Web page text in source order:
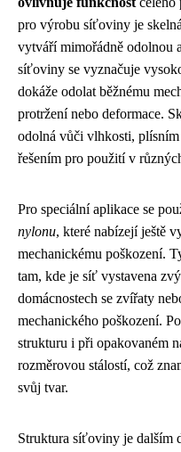
pro výrobu síťoviny je
vytváří mimořádně odolnou
síťoviny se vyznačuje
dokáže odolat běžnému
protržení nebo deformace.
odolná vůči vlhkosti,
řešením pro použití v
Pro speciální aplikace se
nylonu, které nabízejí ještě
mechanickému poškození.
tam, kde je síť vystavena
domácnostech se zvířaty
mechanického poškození.
strukturu i při opakovaném
rozměrovou stálostí, což
svůj tvar.
Struktura síťoviny je dalším